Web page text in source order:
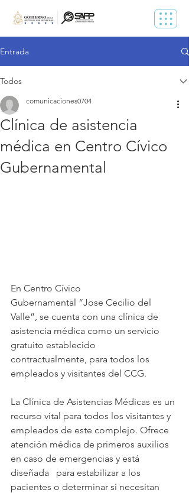
Entrada
Todos
Clínica de asistencia
médica en Centro Cívico
Gubernamental
comunicaciones0704
En Centro Cívico
Gubernamental “Jose Cecilio del
Valle”, se cuenta con una clínica de
asistencia médica como un servicio
gratuito establecido
contractualmente, para todos los
empleados y visitantes del CCG.
La Clínica de Asistencias Médicas es un
recurso vital para todos los visitantes y
empleados de este complejo. Ofrece
atención médica de primeros auxilios
en caso de emergencias y está
diseñada   para estabilizar a los
pacientes o determinar si necesitan